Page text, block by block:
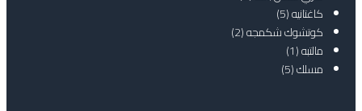
كاغتانيه(5)
كوتشوك شكمجه(2)
مالتبه(1)
مسلك(5)